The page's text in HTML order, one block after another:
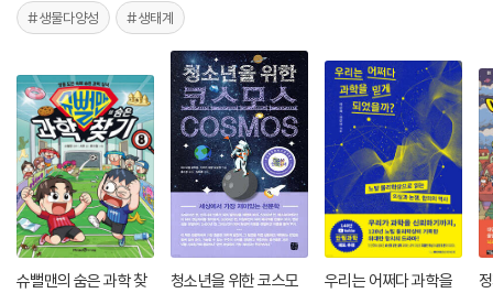
#생물다양성 #생태계
슈뻘맨의 숨은 과학 찾 청소년을 위한 코스모 우리는 어쩌다 과학을